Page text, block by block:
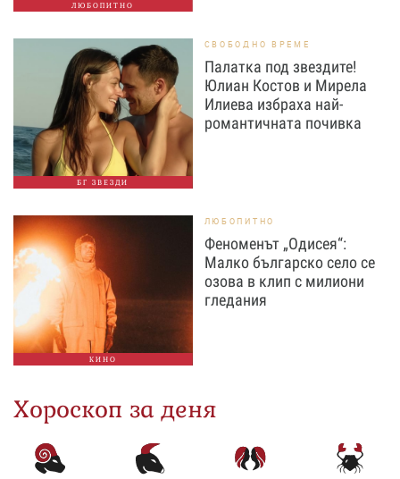
ЛЮБОПИТНО
БГ ЗВЕЗДИ
СВОБОДНО ВРЕМЕ
Палатка под звездите!
Юлиан Костов и Мирела
Илиева избраха най-
романтичната почивка
КИНО
ЛЮБОПИТНО
Феноменът „Одисея“:
Малко българско село се
озова в клип с милиони
гледания
Хороскоп за деня